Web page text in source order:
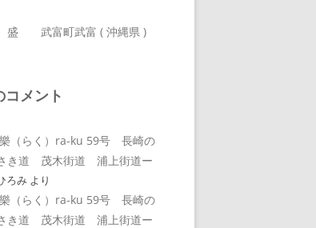
武富町武富 ( 沖縄県 )
コメント
（らく）ra-ku 59号 長崎の
き道 茂木街道 浦上街道ー
ろみ より
（らく）ra-ku 59号 長崎の
き道 茂木街道 浦上街道ー